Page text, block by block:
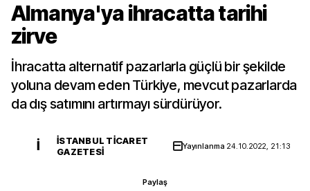
Almanya'ya ihracatta tarihi
zirve
İhracatta alternatif pazarlarla güçlü bir şekilde
yoluna devam eden Türkiye, mevcut pazarlarda
da dış satımını artırmayı sürdürüyor.
İ
İSTANBUL TICARET
GAZETESI
Yayınlanma 24.10.2022, 21:13
Paylaş